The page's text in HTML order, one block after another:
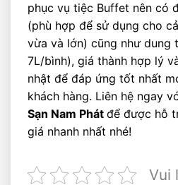
phục vụ tiệc Buffet nên có
(phù hợp để sử dụng cho
vừa và lớn) cũng như dung
7L/bình), giá thành hợp lý
nhật để đáp ứng tốt nhất
khách hàng. Liên hệ ngay
Sạn Nam Phát để được hỗ
giá nhanh nhất nhé!
Vui